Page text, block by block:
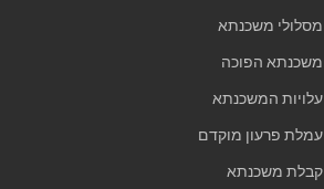
מסלולי משכנתא
משכנתא הפוכה
עלויות המשכנתא
עמלת פרעון מוקדם
קבלת משכנתא